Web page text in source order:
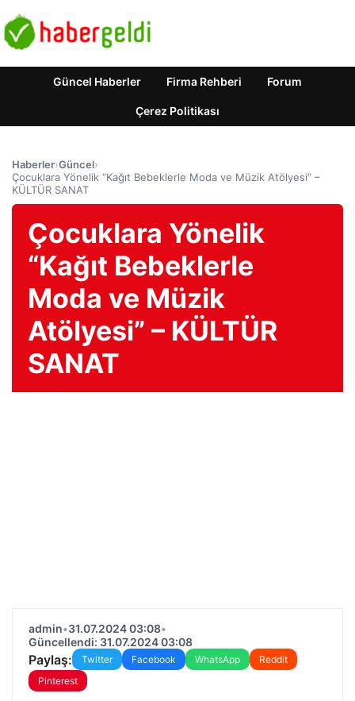
Güncel Haberler Firma Rehberi Forum
Çerez Politikası
Haberler›Güncel›
Çocuklara Yönelik “Kağıt Bebeklerle Moda ve Müzik Atölyesi” –
KÜLTÜR SANAT
Çocuklara Yönelik
“Kağıt Bebeklerle
Moda ve Müzik
Atölyesi” – KÜLTÜR
SANAT
admin•31.07.2024 03:08•
Güncellendi: 31.07.2024 03:08
Paylaş: Twitter Facebook WhatsApp
Reddit
Pinterest